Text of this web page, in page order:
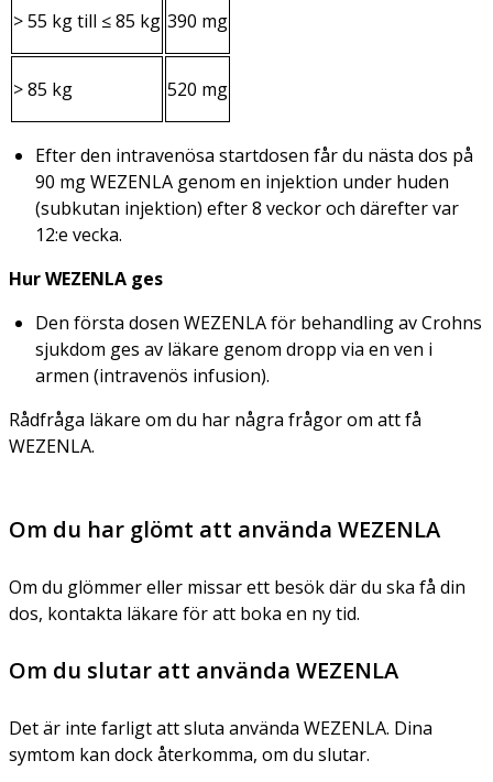
> 55 kg till ≤ 85 kg 390 mg
> 85 kg 520 mg
Efter den intravenösa startdosen får du nästa dos på
90 mg WEZENLA genom en injektion under huden
(subkutan injektion) efter 8 veckor och därefter var
12:e vecka.
Hur WEZENLA ges
Den första dosen WEZENLA för behandling av Crohns
sjukdom ges av läkare genom dropp via en ven i
armen (intravenös infusion).
Rådfråga läkare om du har några frågor om att få
WEZENLA.
Om du har glömt att använda WEZENLA
Om du glömmer eller missar ett besök där du ska få din
dos, kontakta läkare för att boka en ny tid.
Om du slutar att använda WEZENLA
Det är inte farligt att sluta använda WEZENLA. Dina
symtom kan dock återkomma, om du slutar.